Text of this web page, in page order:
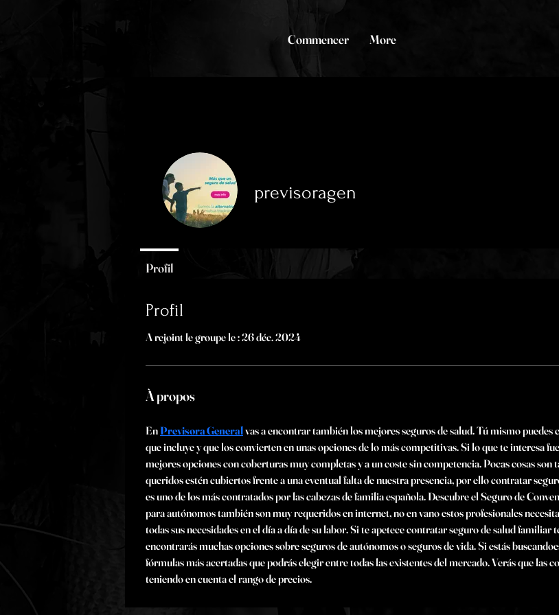
Commencer More
Profil
A rejoint le groupe le : 26 déc. 2024
À propos
En Previsora General vas a encontrar también los mejores seguros de salud. Tú mismo
que incluye y que los convierten en unas opciones de lo más competitivas. Si lo que te interesa
mejores opciones con coberturas muy completas y a un coste sin competencia. Pocas cosas
queridos estén cubiertos frente a una eventual falta de nuestra presencia, por ello contratar
es uno de los más contratados por las cabezas de familia española. Descubre el Seguro de
para autónomos también son muy requeridos en internet, no en vano estos profesionales
todas sus necesidades en el día a día de su labor. Si te apetece contratar seguro de salud
encontrarás muchas opciones sobre seguros de autónomos o seguros de vida. Si estás
fórmulas más acertadas que podrás elegir entre todas las existentes del mercado. Verás que las
teniendo en cuenta el rango de precios.
previsoragen
Profil